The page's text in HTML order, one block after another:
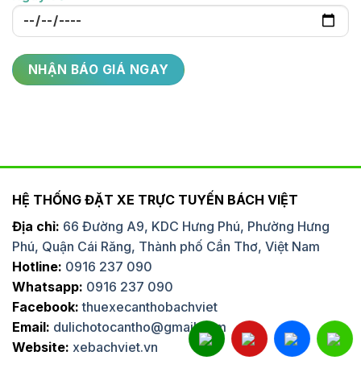
HỆ THỐNG ĐẶT XE TRỰC TUYẾN BÁCH VIỆT
Địa chỉ: 66 Đường A9, KDC Hưng Phú, Phường Hưng
Phú, Quận Cái Răng, Thành phố Cần Thơ, Việt Nam
Hotline: 0916 237 090
Whatsapp: 0916 237 090
Facebook: thuexecanthobachviet
Email: dulichotocantho@gmail.com
Website: xebachviet.vn